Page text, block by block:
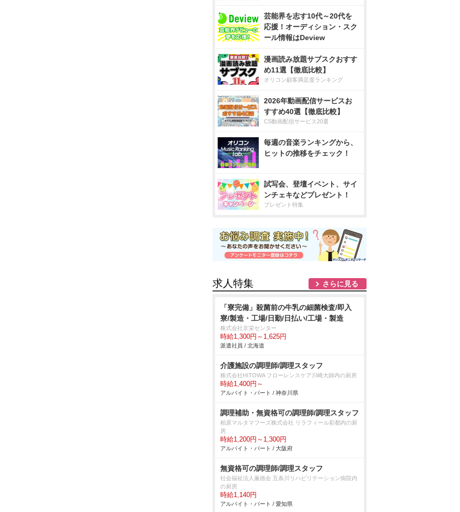
芸能界を志す10代～20代を
応援！オーディション・スク
ール情報はDeview
漫画読み放題サブスクおすす
め11選【徹底比較】
オリコン顧客満足度ランキング
2026年動画配信サービスお
すすめ40選【徹底比較】
CS動画配信サービス20選
毎週の音楽ランキングから、
ヒットの推移をチェック！
試写会、登壇イベント、サイ
ンチェキなどプレゼント！
プレゼント特集
求人特集 さらに見る
「寮完備」殺菌前の牛乳の細菌検査/即入
寮/製造・工場/日勤/日払い/工場・製造
株式会社京栄センター
時給1,300円～1,625円
派遣社員 / 北海道
介護施設の調理師/調理スタッフ
株式会社HITOWA フローレンスケア川崎大師内の厨房
時給1,400円～
アルバイト・パート / 神奈川県
調理補助・無資格可の調理師/調理スタッフ
柏原マルタマフーズ株式会社 リラフィール彩都内の厨
房
時給1,200円～1,300円
アルバイト・パート / 大阪府
無資格可の調理師/調理スタッフ
社会福祉法人薫徳会 五条川リハビリテーション病院内
の厨房
時給1,140円
アルバイト・パート / 愛知県